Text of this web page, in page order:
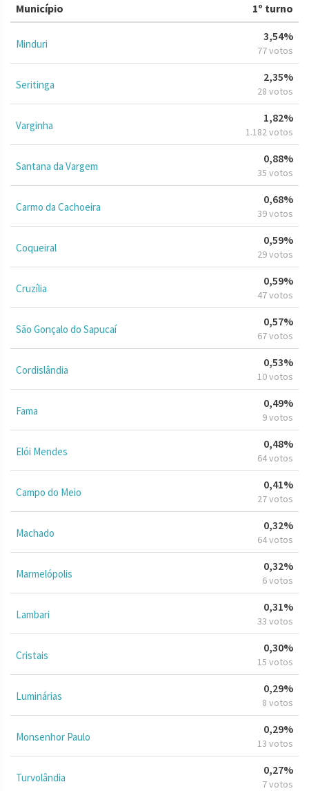
Município 1º turno
Minduri
3,54%
77 votos
Seritinga
2,35%
28 votos
Varginha
1,82%
1.182 votos
Santana da Vargem
0,88%
35 votos
Carmo da Cachoeira
0,68%
39 votos
Coqueiral
0,59%
29 votos
Cruzília
0,59%
47 votos
São Gonçalo do Sapucaí
0,57%
67 votos
Cordislândia
0,53%
10 votos
Fama
0,49%
9 votos
Elói Mendes
0,48%
64 votos
Campo do Meio
0,41%
27 votos
Machado
0,32%
64 votos
Marmelópolis
0,32%
6 votos
Lambari
0,31%
33 votos
Cristais
0,30%
15 votos
Luminárias
0,29%
8 votos
Monsenhor Paulo
0,29%
13 votos
Turvolândia
0,27%
7 votos